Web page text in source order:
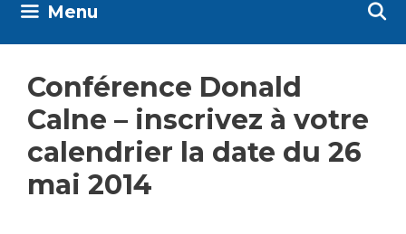
Menu
Conférence Donald
Calne – inscrivez à votre
calendrier la date du 26
mai 2014